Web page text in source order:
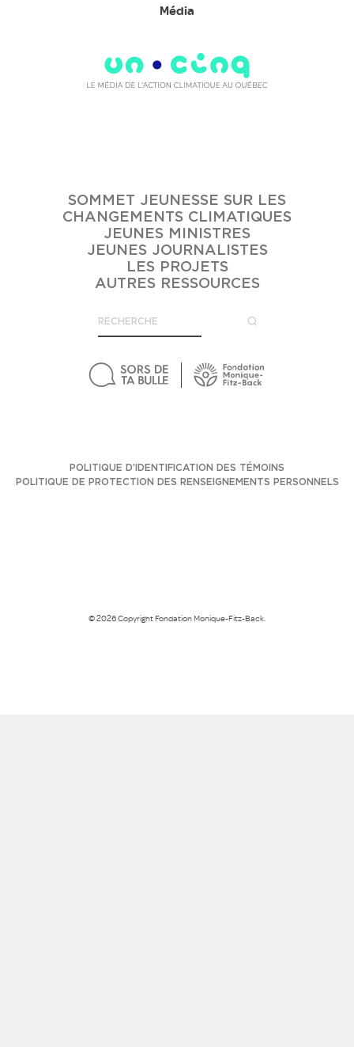
Média
SOMMET JEUNESSE SUR LES
CHANGEMENTS CLIMATIQUES
JEUNES MINISTRES
JEUNES JOURNALISTES
LES PROJETS
AUTRES RESSOURCES
POLITIQUE D’IDENTIFICATION DES TÉMOINS
POLITIQUE DE PROTECTION DES RENSEIGNEMENTS PERSONNELS
© 2026 Copyright Fondation Monique-Fitz-Back.